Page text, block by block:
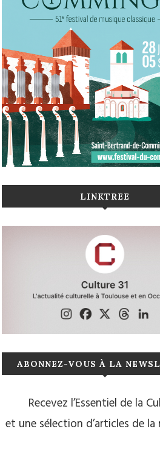
LINKTREE
ABONNEZ-VOUS À LA
Recevez l’Essentiel de la
et une sélection d’articles de